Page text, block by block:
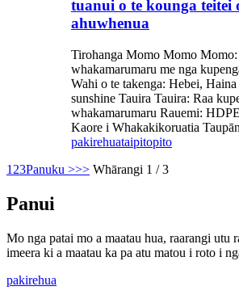
tuanui o te kounga teitei
ahuwhenua
Tirohanga Momo Momo Momo:
whakamarumaru me nga
Wahi o te takenga: Hebei,
sunshine Tauira Tauira: Raa
whakamarumaru Rauemi:
Kaore i Whakakikoruatia
pakirehuataipitopito
1 23Panuku >>> Whārangi 1 / 3
Panui
Mo nga patai mo a maatau hua, raarangi utu
imeera ki a maatau ka pa atu matou i roto i
pakirehua